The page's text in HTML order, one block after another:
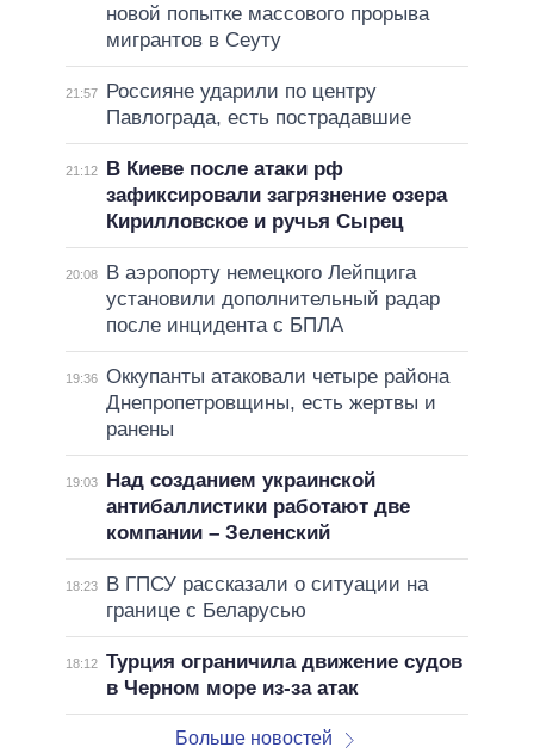
новой попытке массового прорыва
мигрантов в Сеуту
21:57
Россияне ударили по центру
Павлограда, есть пострадавшие
21:12
В Киеве после атаки рф
зафиксировали загрязнение озера
Кирилловское и ручья Сырец
20:08
В аэропорту немецкого Лейпцига
установили дополнительный радар
после инцидента с БПЛА
19:36 Оккупанты атаковали четыре района
Днепропетровщины, есть жертвы и
ранены
19:03
Над созданием украинской
антибаллистики работают две
компании – Зеленский
18:23
В ГПСУ рассказали о ситуации на
границе с Беларусью
18:12 Турция ограничила движение судов
в Черном море из-за атак
Больше новостей